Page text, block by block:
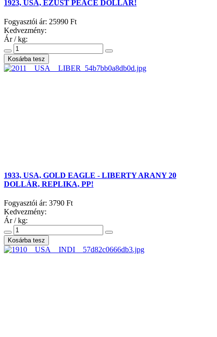
1923, USA, EZÜST PEACE DOLLÁR!
Fogyasztói ár: 25990 Ft
Kedvezmény:
Ár / kg:
1933, USA, GOLD EAGLE - LIBERTY ARANY 20
DOLLÁR, REPLIKA, PP!
Fogyasztói ár: 3790 Ft
Kedvezmény:
Ár / kg: